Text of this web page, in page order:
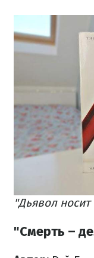
"Дьявол
"Смерть –